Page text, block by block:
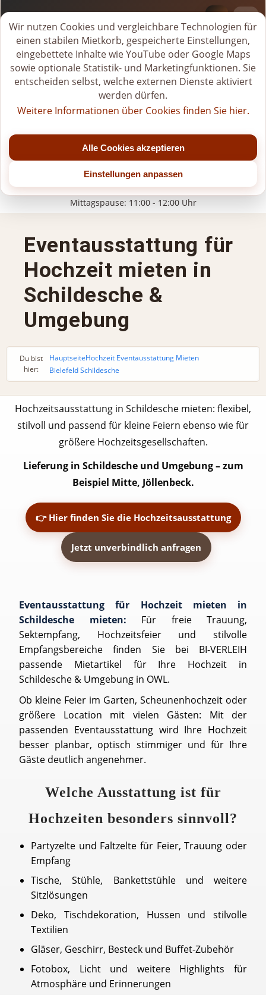
Deprecated
: Creation of dynamic property
Page::$__pages_city_seo_applied is deprecated in
/users/tiwrow/www/verleih/modules/pages_city_seo/
on line180
M
i
e
t
k
r
b
ö
f
e
Jetzt geöffnet
Mo - Fr: 07:00 - 22:00 Uhr (bis Jahresende)
Sa: 07:00 - 20:00 Uhr (nach 15:00 Uhr nur nach Vereinbarung)
So/Feiertage: nur für gebuchte Veranstaltungen
Mittagspause: 11:00 - 12:00 Uhr
Eventausstattung für
Hochzeit mieten in
Schildesche &
Umgebung
Du bist
hier:
HauptseiteHochzeit Eventausstattung Mieten
Bielefeld Schildesche
Hochzeitsausstattung in Schildesche mieten: flexibel,
stilvoll und passend für kleine Feiern ebenso wie für
größere Hochzeitsgesellschaften.
Lieferung in Schildesche und Umgebung – zum
Beispiel Mitte, Jöllenbeck.
👉 Hier finden Sie die Hochzeitsausstattung
Jetzt unverbindlich anfragen
Eventausstattung für Hochzeit mieten in
Schildesche mieten: Für freie Trauung,
Sektempfang, Hochzeitsfeier und stilvolle
Empfangsbereiche finden Sie bei BI-VERLEIH
passende Mietartikel für Ihre Hochzeit in
Schildesche & Umgebung in OWL.
Ob kleine Feier im Garten, Scheunenhochzeit oder
größere Location mit vielen Gästen: Mit der
passenden Eventausstattung wird Ihre Hochzeit
besser planbar, optisch stimmiger und für Ihre
Gäste deutlich angenehmer.
Welche Ausstattung ist für
Hochzeiten besonders sinnvoll?
Partyzelte und Faltzelte für Feier, Trauung oder
Empfang
Tische, Stühle, Bankettstühle und weitere
Sitzlösungen
Deko, Tischdekoration, Hussen und stilvolle
Textilien
Gläser, Geschirr, Besteck und Buffet-Zubehör
Fotobox, Licht und weitere Highlights für
Atmosphäre und Erinnerungen
Wir nutzen Cookies und vergleichbare Technologien für
einen stabilen Mietkorb, gespeicherte Einstellungen,
eingebettete Inhalte wie YouTube oder Google Maps
sowie optionale Statistik- und Marketingfunktionen. Sie
entscheiden selbst, welche externen Dienste aktiviert
werden dürfen.
Weitere Informationen über Cookies finden Sie hier.
Alle Cookies akzeptieren
Einstellungen anpassen